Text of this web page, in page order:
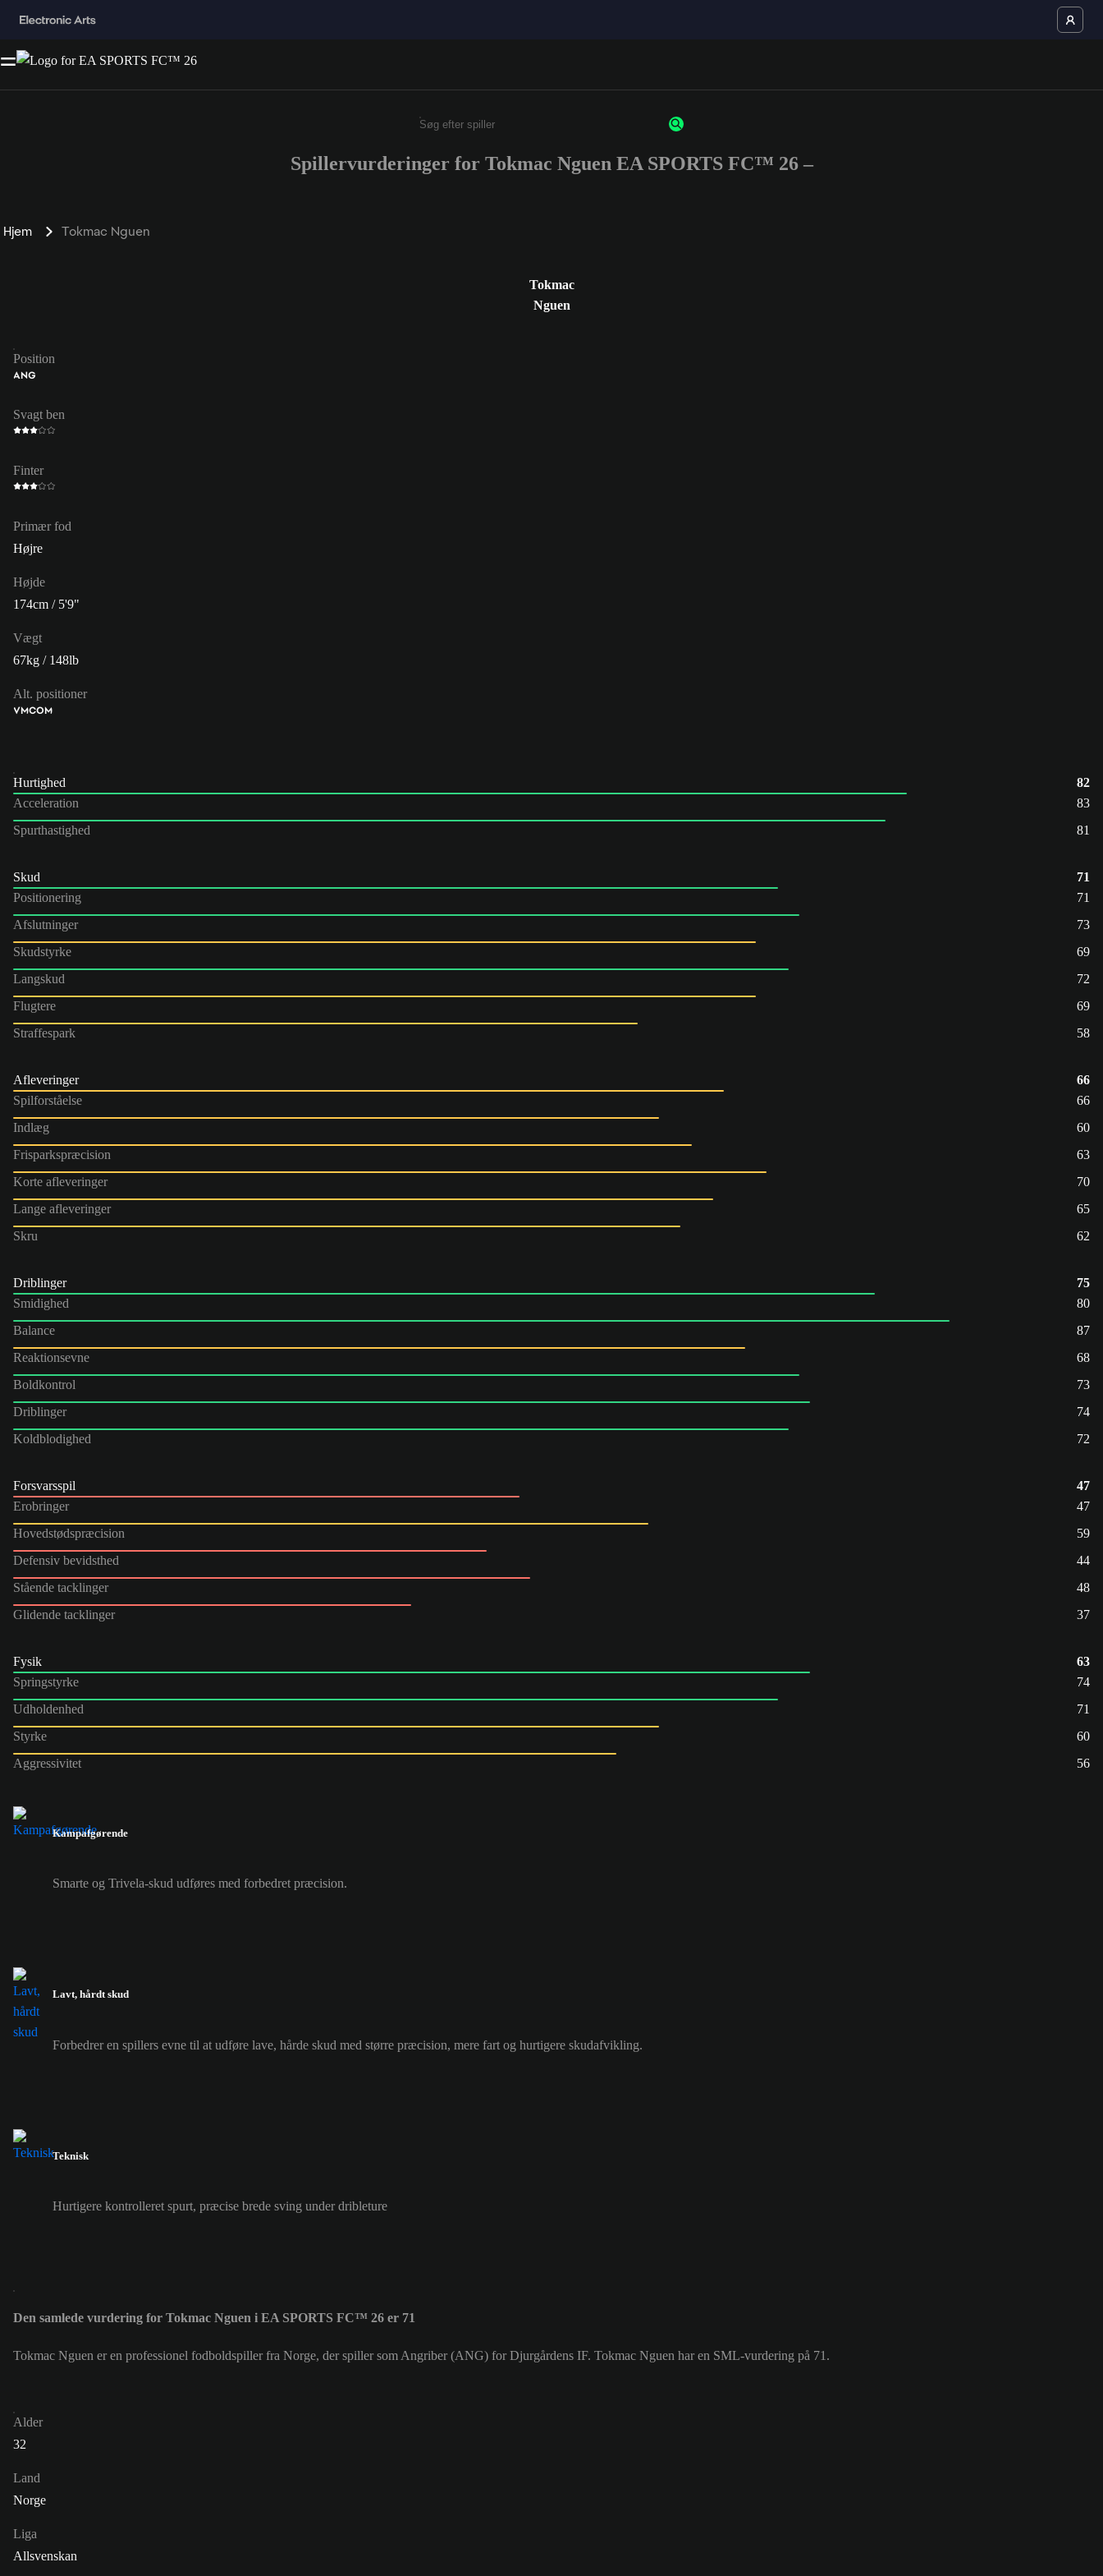
Enter a minimum of 3 characters or numbers
Spillervurderinger for Tokmac Nguen EA SPORTS FC™ 26 –
Hjem Tokmac Nguen
Tokmac
Nguen
Position
ANG
Svagt ben
Finter
Primær fod
Højre
Højde
174cm / 5'9"
Vægt
67kg / 148lb
Alt. positioner
VMCOM
Hurtighed
82
Acceleration
83
Spurthastighed
81
Skud
71
Positionering
71
Afslutninger
73
Skudstyrke
69
Langskud
72
Flugtere
69
Straffespark
58
Afleveringer
66
Spilforståelse
66
Indlæg
60
Frisparkspræcision
63
Korte afleveringer
70
Lange afleveringer
65
Skru
62
Driblinger
75
Smidighed
80
Balance
87
Reaktionsevne
68
Boldkontrol
73
Driblinger
74
Koldblodighed
72
Forsvarsspil
47
Erobringer
47
Hovedstødspræcision
59
Defensiv bevidsthed
44
Stående tacklinger
48
Glidende tacklinger
37
Fysik
63
Springstyrke
74
Udholdenhed
71
Styrke
60
Aggressivitet
56
Kampafgørende
Smarte og Trivela-skud udføres med forbedret præcision.
Lavt, hårdt skud
Forbedrer en spillers evne til at udføre lave, hårde skud med større præcision, mere fart og hurtigere skudafvikling.
Teknisk
Hurtigere kontrolleret spurt, præcise brede sving under dribleture
Den samlede vurdering for Tokmac Nguen i EA SPORTS FC™ 26 er 71
Tokmac Nguen er en professionel fodboldspiller fra Norge, der spiller som Angriber (ANG) for Djurgårdens IF. Tokmac Nguen har en SML-vurdering på 71.
Alder
32
Land
Norge
Liga
Allsvenskan